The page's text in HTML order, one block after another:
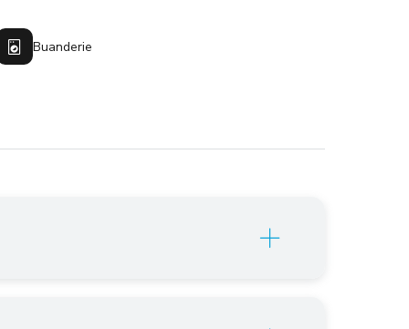
Buanderie